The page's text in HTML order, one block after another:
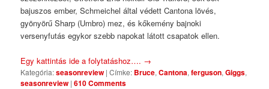
bajuszos ember, Schmeichel által védett Cantona lövés,
gyönyörű Sharp (Umbro) mez, és kőkemény bajnoki
versenyfutás egykor szebb napokat látott csapatok ellen.
Egy kattintás ide a folytatáshoz…. →
Kategória:seasonreview |Címke: Bruce,Cantona,ferguson,Giggs,
seasonreview |610 Comments